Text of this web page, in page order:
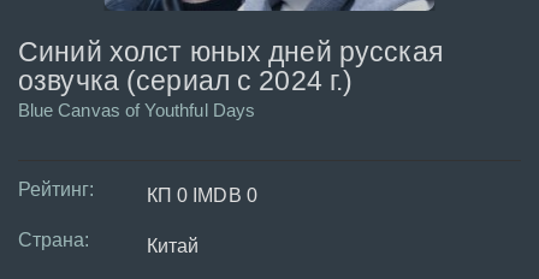
Синий холст юных дней русская
озвучка (сериал с 2024 г.)
Blue Canvas of Youthful Days
Рейтинг: КП 0 IMDB 0
Страна: Китай